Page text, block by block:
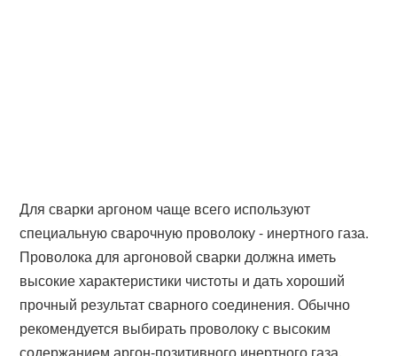
Для сварки аргоном чаще всего используют
специальную сварочную проволоку - инертного газа.
Проволока для аргоновой сварки должна иметь
высокие характеристики чистоты и дать хороший
прочный результат сварного соединения. Обычно
рекомендуется выбирать проволоку с высоким